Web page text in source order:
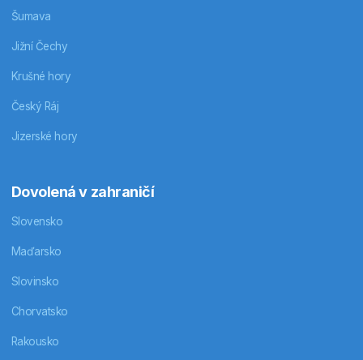
Šumava
Jižní Čechy
Krušné hory
Český Ráj
Jizerské hory
Dovolená v zahraničí
Slovensko
Maďarsko
Slovinsko
Chorvatsko
Rakousko